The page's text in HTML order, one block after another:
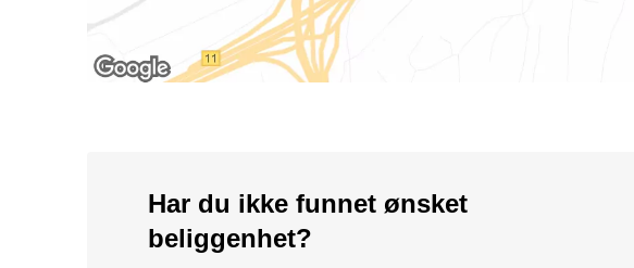
Har du ikke funnet ønsket
beliggenhet?